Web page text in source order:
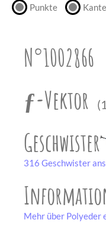
Punkte
N°1002866
ƒ-Vektor
Geschwister
316 Geschwister
Mehr über Polyeder